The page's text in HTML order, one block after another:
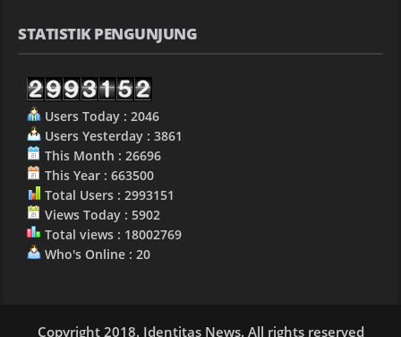
STATISTIK PENGUNJUNG
Users Today : 2046
Users Yesterday : 3861
This Month : 26696
This Year : 663500
Total Users : 2993151
Views Today : 5902
Total views : 18002769
Who's Online : 20
Copyright 2018. Identitas News. All rights reserved